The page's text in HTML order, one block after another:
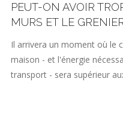
PEUT-ON AVOIR
MURS ET LE
Il arrivera un moment où le
maison - et l'énergie
transport - sera supérieur